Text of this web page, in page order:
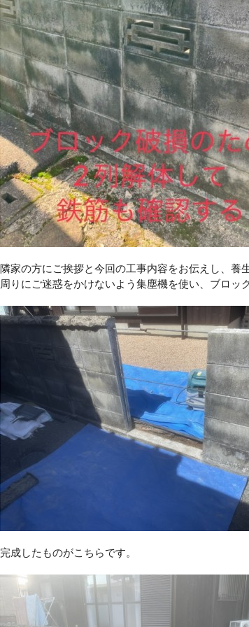
隣家の方にご挨拶と今回の工事内容をお伝えし、養
周りにご迷惑をかけないよう集塵機を使い、ブロッ
完成したものがこちらです。